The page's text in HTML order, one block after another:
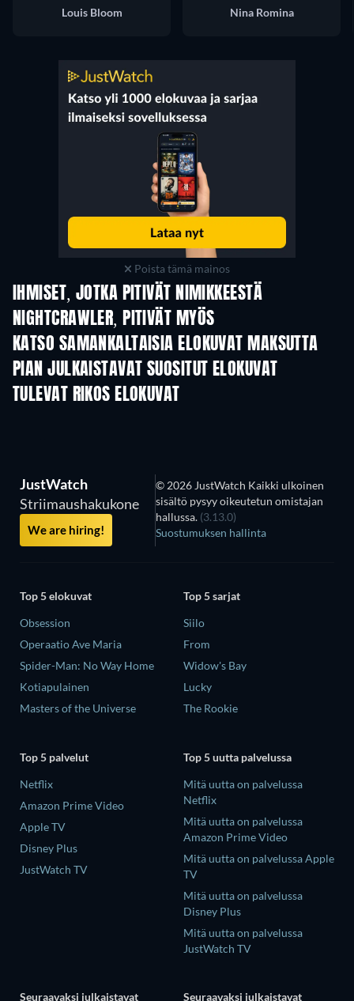
Louis Bloom
Nina Romina
Poista tämä mainos
IHMISET, JOTKA PITIVÄT NIMIKKEESTÄ
NIGHTCRAWLER, PITIVÄT MYÖS
KATSO SAMANKALTAISIA ELOKUVAT MAKSUTTA
PIAN JULKAISTAVAT SUOSITUT ELOKUVAT
TULEVAT RIKOS ELOKUVAT
JustWatch
Striimaushakukone
We are hiring!
© 2026 JustWatch Kaikki ulkoinen
sisältö pysyy oikeutetun omistajan
hallussa. (3.13.0)
Suostumuksen hallinta
Top 5 elokuvat
Obsession
Operaatio Ave Maria
Spider-Man: No Way Home
Kotiapulainen
Masters of the Universe
Top 5 sarjat
Siilo
From
Widow's Bay
Lucky
The Rookie
Top 5 palvelut
Netflix
Amazon Prime Video
Apple TV
Disney Plus
JustWatch TV
Top 5 uutta palvelussa
Mitä uutta on palvelussa
Netflix
Mitä uutta on palvelussa
Amazon Prime Video
Mitä uutta on palvelussa Apple
TV
Mitä uutta on palvelussa
Disney Plus
Mitä uutta on palvelussa
JustWatch TV
Seuraavaksi julkaistavat Seuraavaksi julkaistavat